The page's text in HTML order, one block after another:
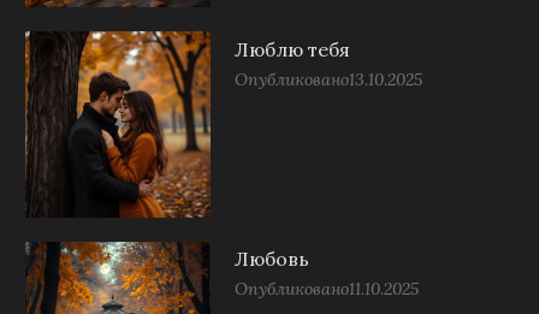
Люблю тебя
Опубликовано13.10.2025
Любовь
Опубликовано11.10.2025